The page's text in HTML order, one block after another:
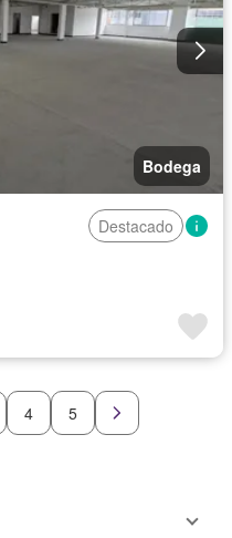
Bodega
Destacado
4 5